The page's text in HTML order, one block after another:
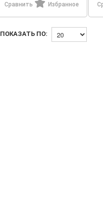
Сравнить Избранное
ПОКАЗАТЬ ПО: